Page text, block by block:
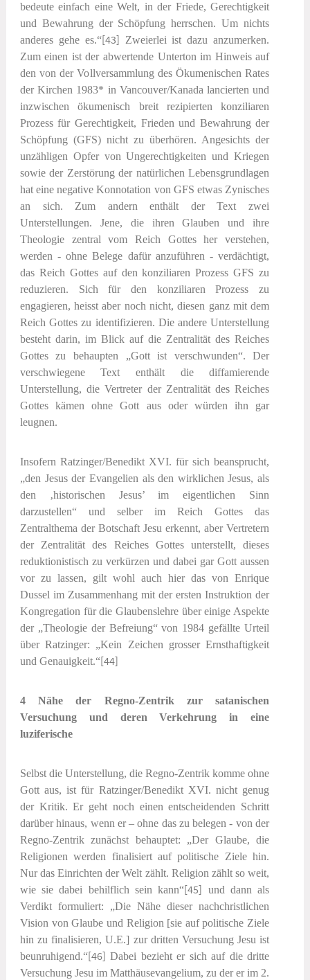
bedeute einfach eine Welt, in der Friede, Gerechtigkeit
und Bewahrung der Schöpfung herrschen. Um nichts
anderes gehe es.“[43] Zweierlei ist dazu anzumerken.
Zum einen ist der abwertende Unterton im Hinweis auf
den von der Vollversammlung des Ökumenischen Rates
der Kirchen 1983* in Vancouver/Kanada lancierten und
inzwischen ökumenisch breit rezipierten konziliaren
Prozess für Gerechtigkeit, Frieden und Bewahrung der
Schöpfung (GFS) nicht zu überhören. Angesichts der
unzähligen Opfer von Ungerechtigkeiten und Kriegen
sowie der Zerstörung der natürlichen Lebensgrundlagen
hat eine negative Konnotation von GFS etwas Zynisches
an sich. Zum andern enthält der Text zwei
Unterstellungen. Jene, die ihren Glauben und ihre
Theologie zentral vom Reich Gottes her verstehen,
werden - ohne Belege dafür anzuführen - verdächtigt,
das Reich Gottes auf den konziliaren Prozess GFS zu
reduzieren. Sich für den konziliaren Prozess zu
engagieren, heisst aber noch nicht, diesen ganz mit dem
Reich Gottes zu identifizieren. Die andere Unterstellung
besteht darin, im Blick auf die Zentralität des Reiches
Gottes zu behaupten „Gott ist verschwunden“. Der
verschwiegene Text enthält die diffamierende
Unterstellung, die Vertreter der Zentralität des Reiches
Gottes kämen ohne Gott aus oder würden ihn gar
leugnen.
Insofern Ratzinger/Benedikt XVI. für sich beansprucht,
„den Jesus der Evangelien als den wirklichen Jesus, als
den ‚historischen Jesus’ im eigentlichen Sinn
darzustellen“ und selber im Reich Gottes das
Zentralthema der Botschaft Jesu erkennt, aber Vertretern
der Zentralität des Reiches Gottes unterstellt, dieses
reduktionistisch zu verkürzen und dabei gar Gott aussen
vor zu lassen, gilt wohl auch hier das von Enrique
Dussel im Zusammenhang mit der ersten Instruktion der
Kongregation für die Glaubenslehre über einige Aspekte
der „Theologie der Befreiung“ von 1984 gefällte Urteil
über Ratzinger: „Kein Zeichen grosser Ernsthaftigkeit
und Genauigkeit.“[44]
4 Nähe der Regno-Zentrik zur satanischen
Versuchung und deren Verkehrung in eine
luziferische
Selbst die Unterstellung, die Regno-Zentrik komme ohne
Gott aus, ist für Ratzinger/Benedikt XVI. nicht genug
der Kritik. Er geht noch einen entscheidenden Schritt
darüber hinaus, wenn er – ohne das zu belegen - von der
Regno-Zentrik zunächst behauptet: „Der Glaube, die
Religionen werden finalisiert auf politische Ziele hin.
Nur das Einrichten der Welt zählt. Religion zählt so weit,
wie sie dabei behilflich sein kann“[45]
und dann als
Verdikt formuliert: „Die Nähe dieser nachchristlichen
Vision von Glaube und Religion [sie auf politische Ziele
hin zu finalisieren, U.E.] zur dritten Versuchung Jesu ist
beunruhigend.“[46] Dabei bezieht er sich auf die dritte
Versuchung Jesu im Matthäusevangelium, zu der er im 2.